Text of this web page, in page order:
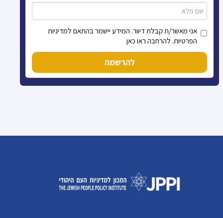
אני מאשר/ת קבלת דיוור. המידע יישמר בהתאם למדיניות
הפרטיות. להרחבה ראו כאן
להרשמה